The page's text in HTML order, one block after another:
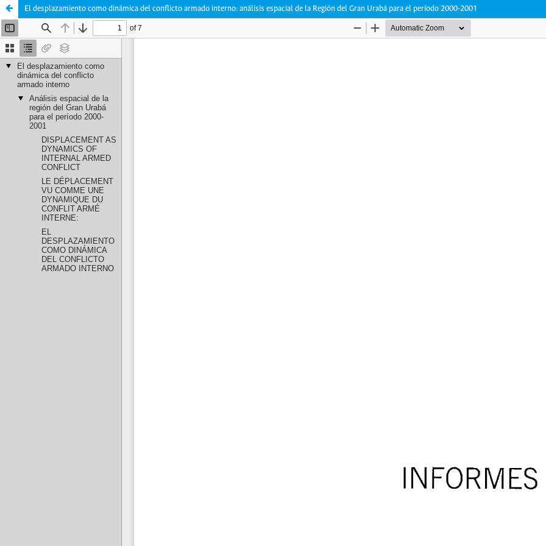
El desplazamiento como dinámica del conflicto armado interno: análisis espacial de la Región del Gran Urabá para el período 2000-2001